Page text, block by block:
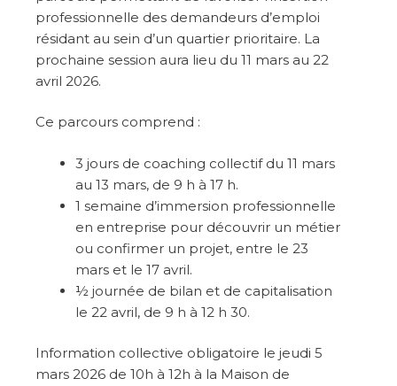
professionnelle des demandeurs d’emploi
résidant au sein d’un quartier prioritaire. La
prochaine session aura lieu du 11 mars au 22
avril 2026.
Ce parcours comprend :
3 jours de coaching collectif du 11 mars
au 13 mars, de 9 h à 17 h.
1 semaine d’immersion professionnelle
en entreprise pour découvrir un métier
ou confirmer un projet, entre le 23
mars et le 17 avril.
½ journée de bilan et de capitalisation
le 22 avril, de 9 h à 12 h 30.
Information collective obligatoire le jeudi 5
mars 2026 de 10h à 12h à la Maison de